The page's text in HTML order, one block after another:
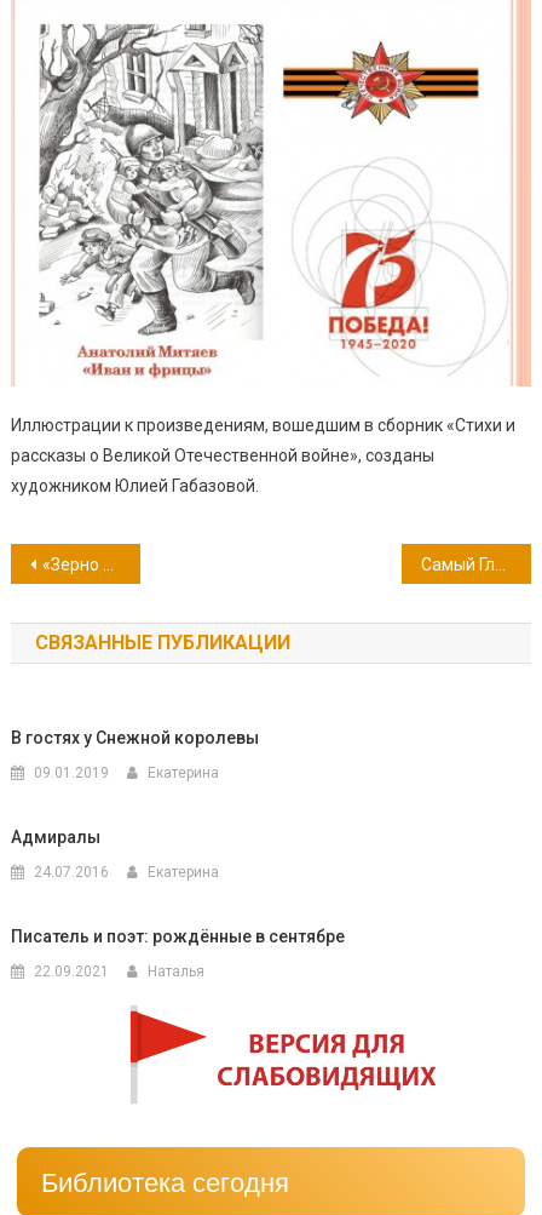
Иллюстрации к произведениям, вошедшим в сборник «Стихи и
рассказы о Великой Отечественной войне», созданы
художником Юлией Габазовой.
Навигация
по
записям
«Зерно предназначенья» Виталия Фесенко
СВЯЗАННЫЕ ПУБЛИКАЦИИ
В гостях у Снежной королевы
09.01.2019 Екатерина
Адмиралы
24.07.2016 Екатерина
Писатель и поэт: рождённые в сентябре
22.09.2021 Наталья
Библиотека сегодня